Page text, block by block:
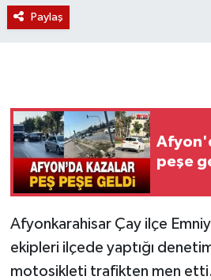
Paylaş
peşe
Afyonkarahisar Çay ilçe
ekipleri ilçede yaptığı
motosikleti trafikten men